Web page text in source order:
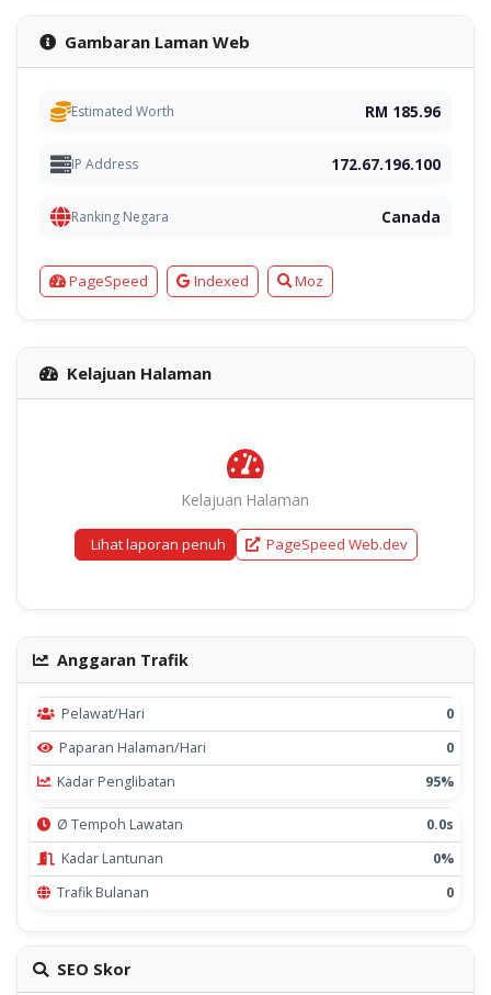
Gambaran Laman Web
Estimated Worth RM 185.96
IP Address 172.67.196.100
Ranking Negara Canada
PageSpeed Indexed Moz
Kelajuan Halaman
Kelajuan Halaman
Lihat laporan penuh PageSpeed Web.dev
Anggaran Trafik
Pelawat/Hari
0
Paparan Halaman/Hari
0
Kadar Penglibatan
95%
Ø Tempoh Lawatan
0.0s
Kadar Lantunan
0%
Trafik Bulanan
0
SEO Skor